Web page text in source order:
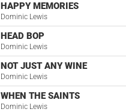
HAPPY MEMORIES
Dominic Lewis
HEAD BOP
Dominic Lewis
NOT JUST ANY WINE
Dominic Lewis
WHEN THE SAINTS
Dominic Lewis